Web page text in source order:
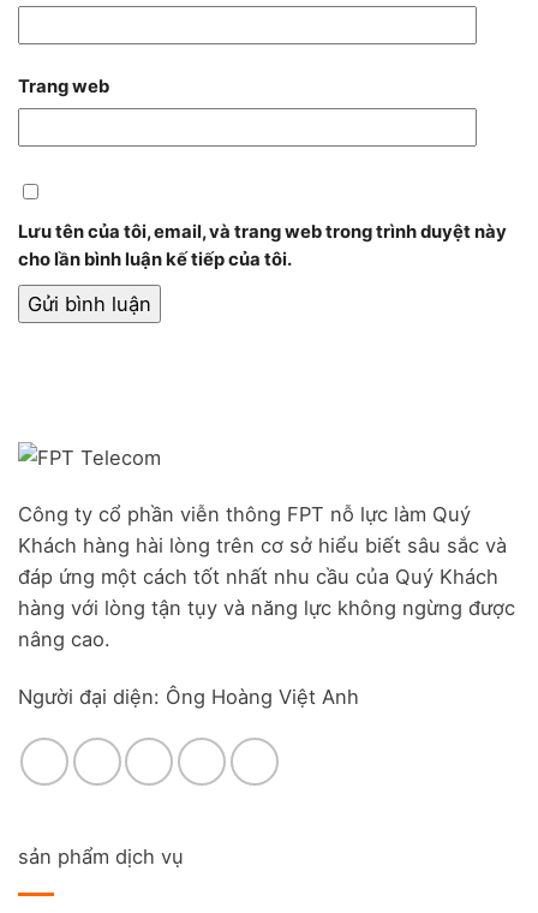
Trang web
Lưu tên của tôi, email, và trang web trong trình duyệt này
cho lần bình luận kế tiếp của tôi.
Công ty cổ phần viễn thông FPT nỗ lực làm Quý
Khách hàng hài lòng trên cơ sở hiểu biết sâu sắc và
đáp ứng một cách tốt nhất nhu cầu của Quý Khách
hàng với lòng tận tụy và năng lực không ngừng được
nâng cao.
Người đại diện: Ông Hoàng Việt Anh
sản phẩm dịch vụ